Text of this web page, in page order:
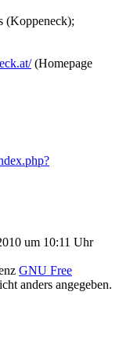
(Koppeneck);
(Homepage
um 10:11 Uhr
GNU Free
anders angegeben.